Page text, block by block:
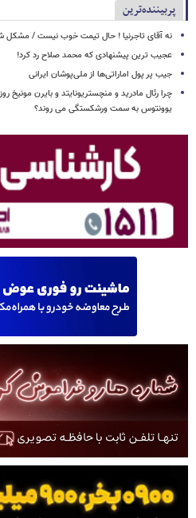
پربیننده‌ترین
نه آقای تاجرنیا ! حال تیمت خوب نیست / مشکل
عجیب ترین پیشنهادی که محمد صلاح رد کرد!
جیب پر پول اماراتی‌ها از ملی‌پوشان ایرانی
چرا رئال مادرید و منچستریونایتد و بایرن مونیخ
یوونتوس به سمت ورشکستگی می روند؟